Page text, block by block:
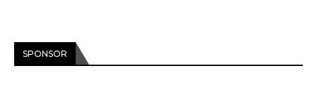
SPONSOR